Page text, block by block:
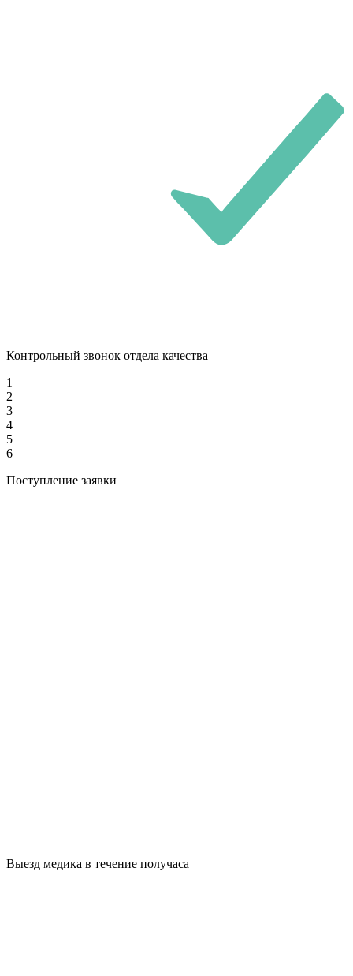
Контрольный звонок отдела качества
1
2
3
4
5
6
Поступление заявки
Выезд медика в течение получаса